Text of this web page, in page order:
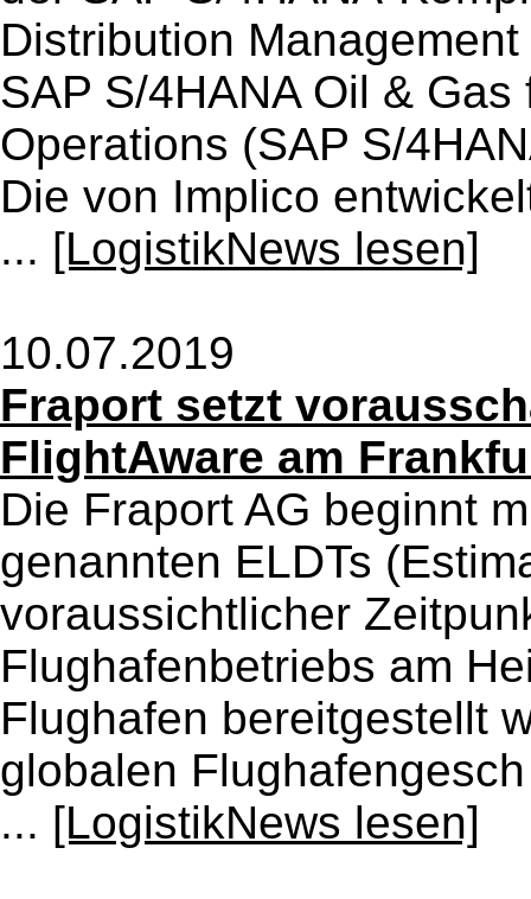
Distribution
SAP S/4HANA Oil &
Operations (SAP S/
Die von Implico
... [LogistikNews lesen]
10.07.2019
Fraport setzt
FlightAware am
Die Fraport AG beginnt
genannten ELDTs
voraussichtlicher
Flughafenbetriebs am
Flughafen bereitgestellt
globalen
... [LogistikNews lesen]